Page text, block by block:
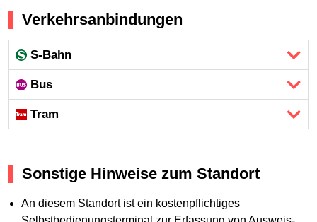
Verkehrsanbindungen
S-Bahn
Bus
Tram
Sonstige Hinweise zum Standort
An diesem Standort ist ein kostenpflichtiges